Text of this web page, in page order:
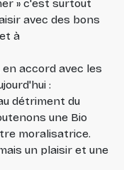
» c'est surtout
avec des bons
à
accord avec les
:
détriment du
une Bio
moralisatrice.
un plaisir et une